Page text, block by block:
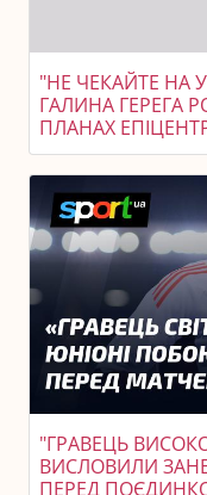
"НЕ ЧЕКАЙТЕ НА
ГАЛИНА ГЕРЕГА
ПЛАНАХ
"ГРАВЕЦЬ
ВИСЛОВИЛИ
ПЕРЕД